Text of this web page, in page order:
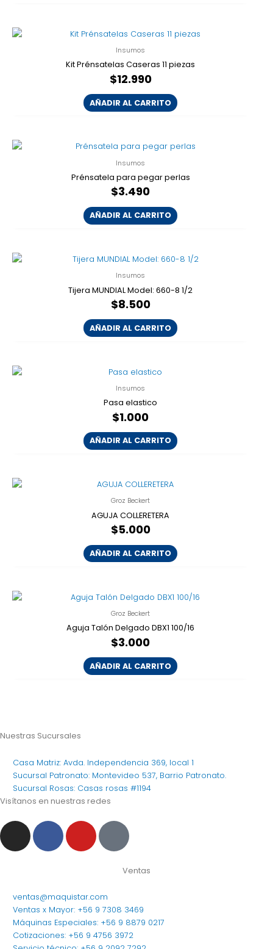
Insumos
Kit Prénsatelas Caseras 11 piezas
$12.990
AÑADIR AL CARRITO
Insumos
Prénsatela para pegar perlas
$3.490
AÑADIR AL CARRITO
Insumos
Tijera MUNDIAL Model: 660-8 1/2
$8.500
AÑADIR AL CARRITO
Insumos
Pasa elastico
$1.000
AÑADIR AL CARRITO
Groz Beckert
AGUJA COLLERETERA
$5.000
AÑADIR AL CARRITO
Groz Beckert
Aguja Talón Delgado DBX1 100/16
$3.000
AÑADIR AL CARRITO
Nuestras Sucursales
Casa Matriz: Avda. Independencia 369, local 1
Sucursal Patronato: Montevideo 537, Barrio Patronato.
Sucursal Rosas: Casas rosas #1194
Visítanos en nuestras redes
I
n
s
g
r
a
F
a
c
o
o
k
Y
o
u
b
e
T
k
k
Ventas
ventas@maquistar.com
Ventas x Mayor: +56 9 7308 3469
Máquinas Especiales: +56 9 8879 0217
Cotizaciones: +56 9 4756 3972